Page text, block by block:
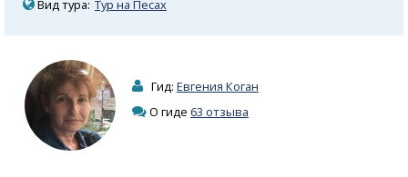
Вид тура: Тур на Песах
Гид: Евгения Коган
О гиде 63 отзыва